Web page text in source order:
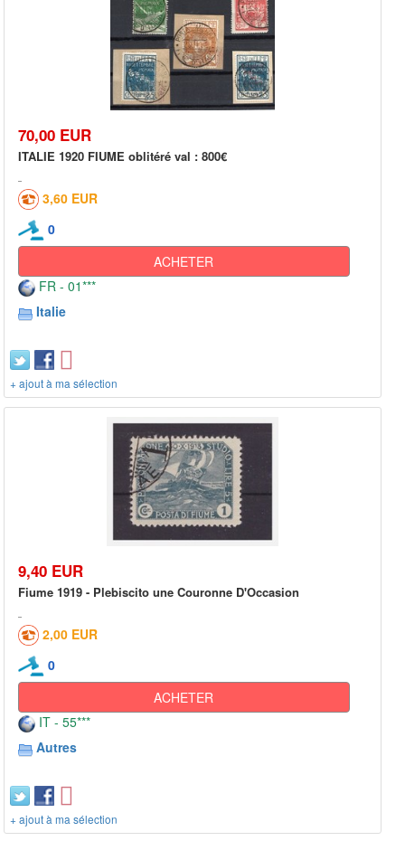
70,00 EUR
ITALIE 1920 FIUME oblitéré val : 800€
3,60 EUR
0
ACHETER
FR - 01***
Italie
+ ajout à ma sélection
9,40 EUR
Fiume 1919 - Plebiscito une Couronne D'Occasion
2,00 EUR
0
ACHETER
IT - 55***
Autres
+ ajout à ma sélection